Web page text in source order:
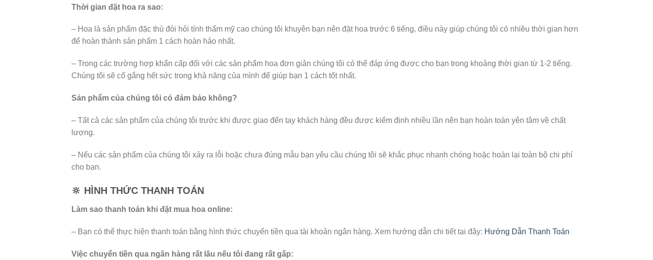
Thời gian đặt hoa ra sao:
– Hoa là sản phẩm đặc thù đòi hỏi tính thẩm mỹ cao chúng tôi khuyên bạn nên đặt hoa trước 6 tiếng, điều này giúp chúng tôi có nhiều thời gian hơn
để hoàn thành sản phẩm 1 cách hoàn hảo nhất.
– Trong các trường hợp khẩn cấp đối với các sản phẩm hoa đơn giản chúng tôi có thể đáp ứng được cho bạn trong khoảng thời gian từ 1-2 tiếng.
Chúng tôi sẽ cố gắng hết sức trong khả năng của mình để giúp bạn 1 cách tốt nhất.
Sản phẩm của chúng tôi có đảm bảo không?
– Tất cả các sản phẩm của chúng tôi trước khi được giao đến tay khách hàng đều được kiểm định nhiều lần nên bạn hoàn toàn yên tâm về chất
lượng.
– Nếu các sản phẩm của chúng tôi xảy ra lỗi hoặc chưa đúng mẫu bạn yêu cầu chúng tôi sẽ khắc phục nhanh chóng hoặc hoàn lại toàn bộ chi phí
cho bạn.
🔆 HÌNH THỨC THANH TOÁN
Làm sao thanh toán khi đặt mua hoa online:
– Bạn có thể thực hiện thanh toán bằng hình thức chuyển tiền qua tài khoản ngân hàng. Xem hướng dẫn chi tiết tại đây: Hướng Dẫn Thanh Toán
Việc chuyển tiền qua ngân hàng rất lâu nếu tôi đang rất gấp: